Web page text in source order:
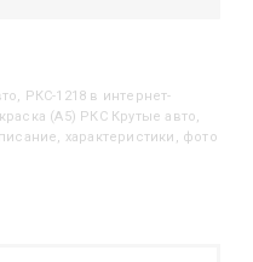
РКС-1218 в интернет-
(А5) РКС Крутые авто,
характеристики, фото